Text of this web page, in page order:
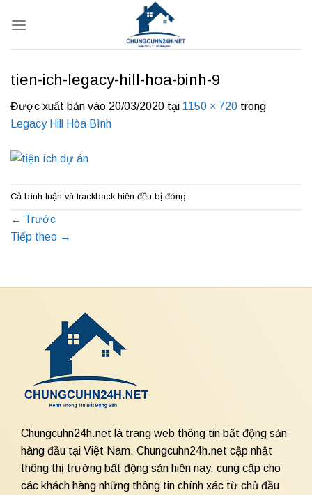
qua
tien-ich-legacy-hill-hoa-binh-9
Được xuất bản vào 20/03/2020 tại 1150 × 720 trong
Legacy Hill Hòa Bình
Cả bình luận và trackback hiện đều bị đóng.
← Trước
Tiếp theo →
Chungcuhn24h.net là trang web thông tin bất động sản
hàng đầu tại Việt Nam. Chungcuhn24h.net cập nhật
thông thị trường bất động sản hiện nay, cung cấp cho
các khách hàng những thông tin chính xác từ chủ đầu